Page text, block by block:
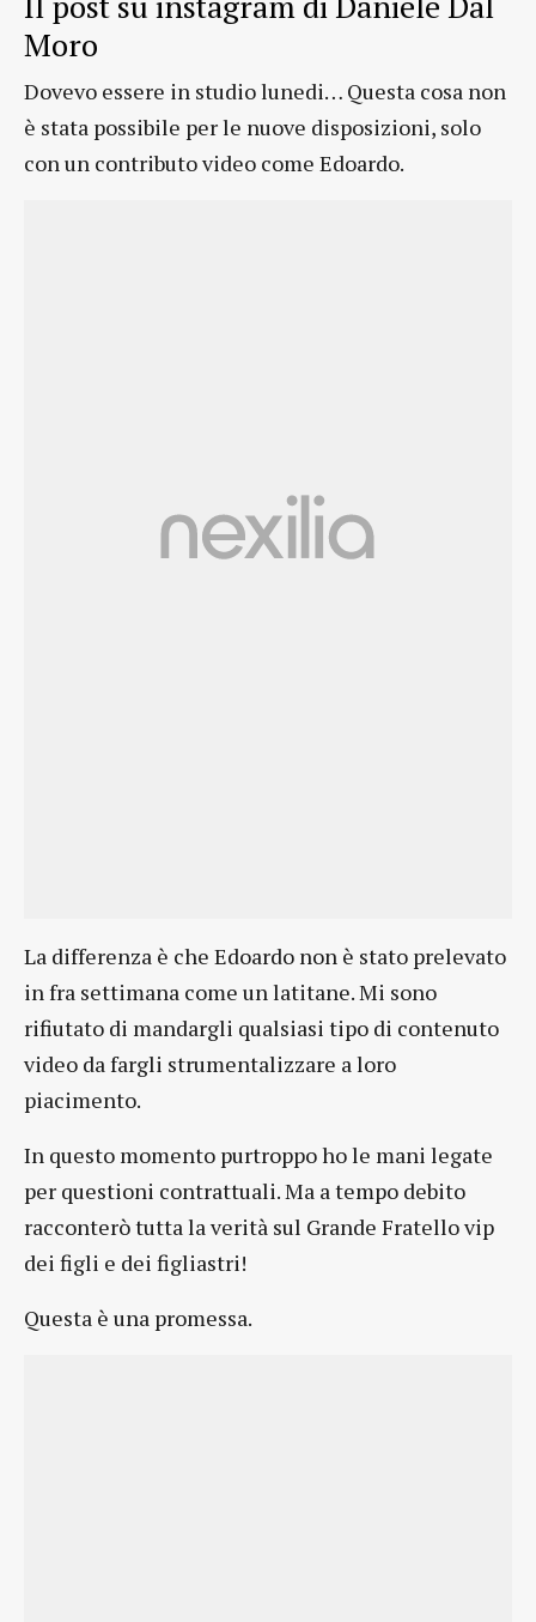
Moro
Dovevo essere in studio lunedi… Questa cosa non
è stata possibile per le nuove disposizioni, solo
con un contributo video come Edoardo.
La differenza è che Edoardo non è stato prelevato
in fra settimana come un latitane. Mi sono
rifiutato di mandargli qualsiasi tipo di contenuto
video da fargli strumentalizzare a loro
piacimento.
In questo momento purtroppo ho le mani legate
per questioni contrattuali. Ma a tempo debito
racconterò tutta la verità sul Grande Fratello vip
dei figli e dei figliastri!
Questa è una promessa.